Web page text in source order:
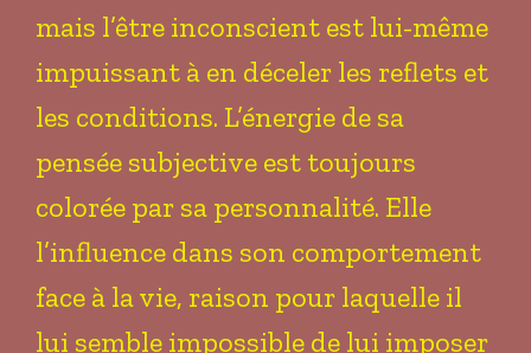
mais l’être inconscient est lui-même
impuissant à en déceler les reflets et
les conditions. L’énergie de sa
pensée subjective est toujours
colorée par sa personnalité. Elle
l’influence dans son comportement
face à la vie, raison pour laquelle il
lui semble impossible de lui imposer